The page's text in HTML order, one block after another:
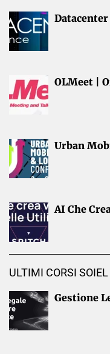
OLMeet |
Urban
AI Che
ULTIMI CORSI SOIEL
Gestione